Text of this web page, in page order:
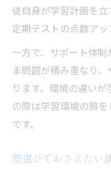
徒自身が学習計画を
定期テストの点数アッ
一方で、サポート体
ま問題が積み重なり
ります。環境の違い
の際は学習環境の質
です。
塾選びでおさえたい